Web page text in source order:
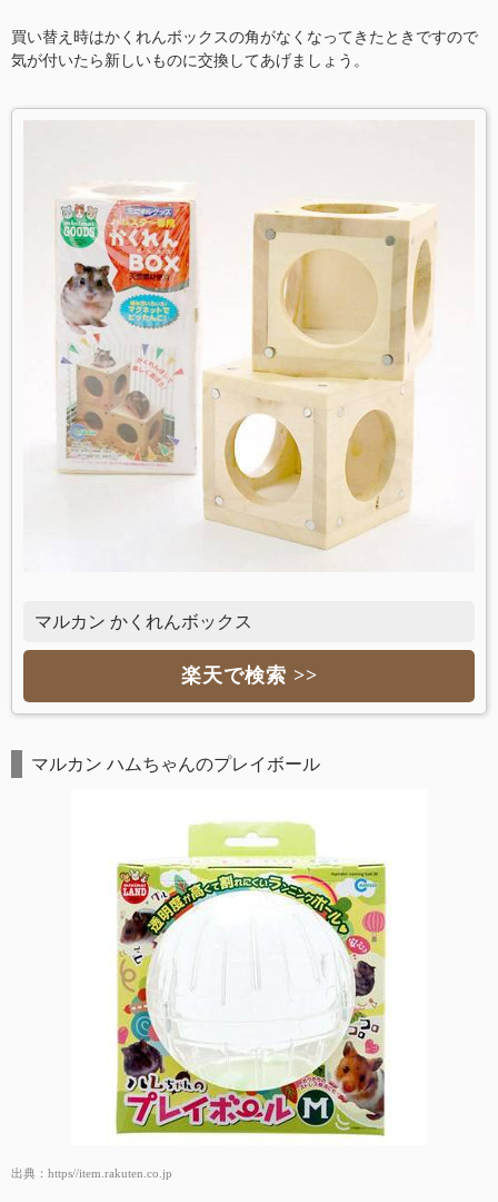
買い替え時はかくれんボックスの角がなくなってきたときですので
気が付いたら新しいものに交換してあげましょう。
マルカン かくれんボックス
楽天で検索 >>
マルカン ハムちゃんのプレイボール
出典： https//item.rakuten.co.jp